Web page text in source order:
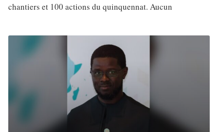
chantiers et 100 actions du quinquennat. Aucun